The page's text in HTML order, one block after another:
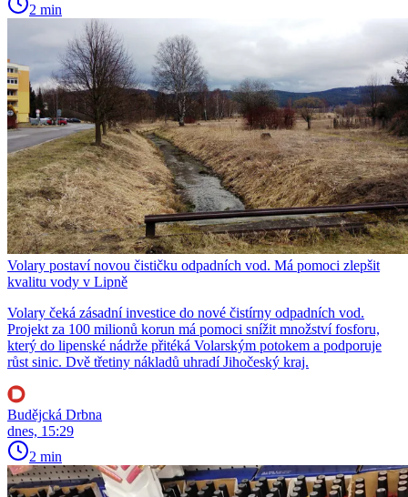
2 min
Volary postaví novou čističku odpadních vod. Má pomoci zlepšit
kvalitu vody v Lipně
Volary čeká zásadní investice do nové čistírny odpadních vod.
Projekt za 100 milionů korun má pomoci snížit množství fosforu,
který do lipenské nádrže přitéká Volarským potokem a podporuje
růst sinic. Dvě třetiny nákladů uhradí Jihočeský kraj.
Budějcká Drbna
dnes, 15:29
2 min